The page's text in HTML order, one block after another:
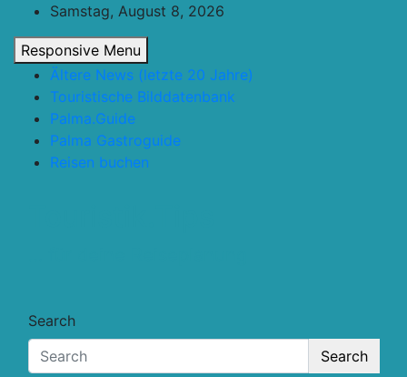
content
Samstag, August 8, 2026
Responsive Menu
Ältere News (letzte 20 Jahre)
Touristische Bilddatenbank
Palma.Guide
Palma Gastroguide
Reisen buchen
Search
Search